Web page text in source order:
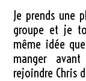
Je prends une
groupe et je
même idée
manger
rejoindre Chris